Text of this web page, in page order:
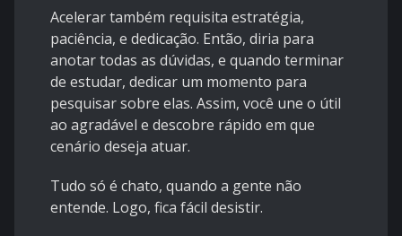
Acelerar também requisita estratégia,
paciência, e dedicação. Então, diria para
anotar todas as dúvidas, e quando terminar
de estudar, dedicar um momento para
pesquisar sobre elas. Assim, você une o útil
ao agradável e descobre rápido em que
cenário deseja atuar.
Tudo só é chato, quando a gente não
entende. Logo, fica fácil desistir.